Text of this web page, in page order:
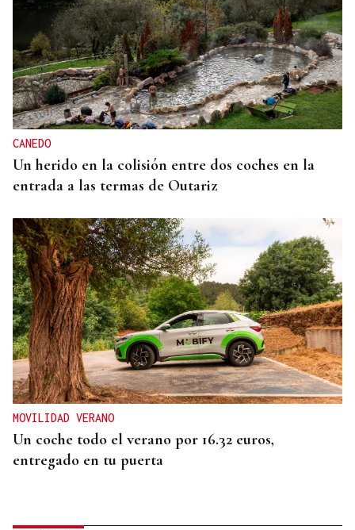
CANEDO
Un herido en la colisión entre dos coches en la
entrada a las termas de Outariz
MOVILIDAD VERANO
Un coche todo el verano por 16.32 euros,
entregado en tu puerta